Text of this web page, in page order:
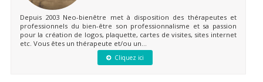
Depuis 2003 Neo-bienêtre met à disposition des thérapeutes et
professionnels du bien-être son professionnalisme et sa passion
pour la création de logos, plaquette, cartes de visites, sites internet
etc. Vous êtes un thérapeute et/ou un...
Cliquez ici